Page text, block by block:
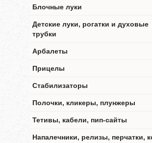
Блочные луки
Детские луки, рогатки и духовые
трубки
Арбалеты
Прицелы
Стабилизаторы
Полочки, кликеры, плунжеры
Тетивы, кабели, пип-сайты
Напалечники, релизы, перчатки,